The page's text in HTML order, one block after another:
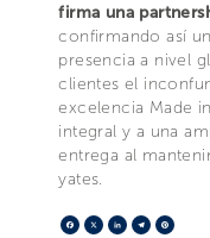
firma una
confirmando así
presencia a nivel
clientes el
excelencia Made
integral y a una
entrega al
yates.
Facebook
X LinkedIn